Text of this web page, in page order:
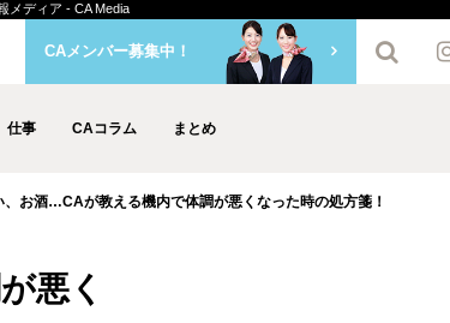
メディア - CA Media
仕事 CAコラム まとめ
CAメンバー募集中！
お酒…CAが教える機内で体調が悪くなった時の処方箋！
悪く